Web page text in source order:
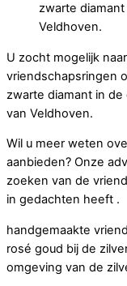
zwarte
Veldhoven.
U zocht mogelijk
vriendschapsringen
zwarte diamant in
van Veldhoven.
Wil u meer weten
aanbieden? Onze
zoeken van de
in gedachten heeft .
handgemaakte
rosé goud bij de
omgeving van de